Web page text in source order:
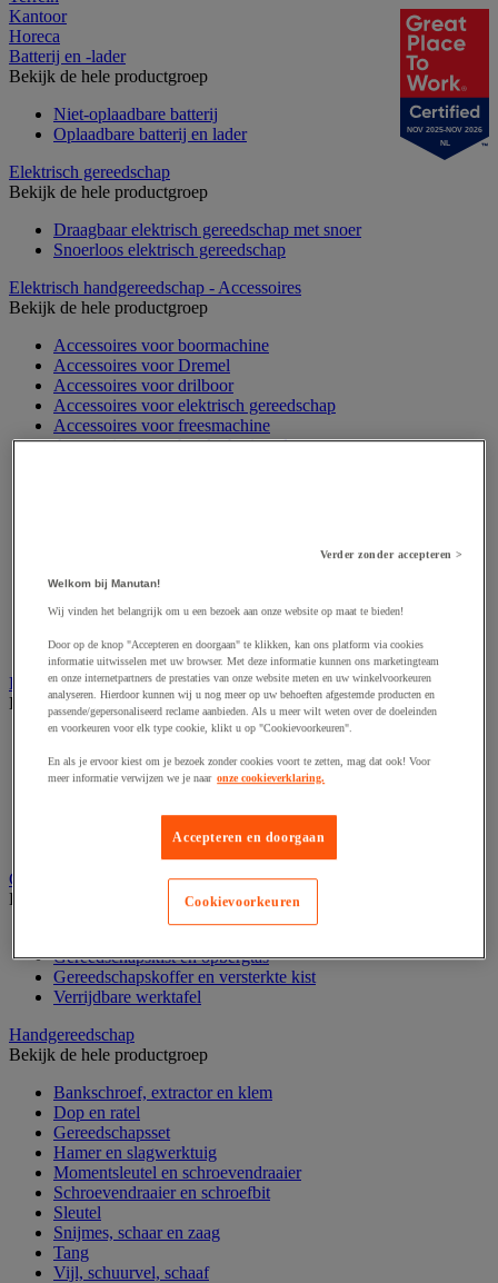
Kantoor
Horeca
Batterij en -lader
Bekijk de hele productgroep
Niet-oplaadbare batterij
Oplaadbare batterij en lader
Elektrisch gereedschap
Bekijk de hele productgroep
Draagbaar elektrisch gereedschap met snoer
Snoerloos elektrisch gereedschap
Elektrisch handgereedschap - Accessoires
Bekijk de hele productgroep
Accessoires voor boormachine
Accessoires voor Dremel
Accessoires voor drilboor
Accessoires voor elektrisch gereedschap
Accessoires voor freesmachine
Accessoires voor heteluchtpistool
Accessoires voor snij- en snoeigereedschap
Accessoires voor snij-schuurmachine
Accessoires voor zaag
Elektrische toebehoren en verlichting
Bekijk de hele productgroep
Accessoires voor elektrisch schakelpaneel
Batterij, oplader en kabel
Elektrische kabel
Verlengsnoer, stekkerdoos en kapelhaspel
Wandcontactdoos en schakelaar
Gereedschap opbergen
Bekijk de hele productgroep
Gereedschapskist en opbergtas
Gereedschapskoffer en versterkte kist
Verrijdbare werktafel
Handgereedschap
Bekijk de hele productgroep
Bankschroef, extractor en klem
Dop en ratel
Gereedschapsset
Hamer en slagwerktuig
Momentsleutel en schroevendraaier
Schroevendraaier en schroefbit
Sleutel
Snijmes, schaar en zaag
Tang
Vijl, schuurvel, schaaf
NOV 2025-NOV 2026
NL
Verder zonder accepteren >
Welkom bij Manutan!
Wij vinden het belangrijk om u een bezoek aan onze website op maat te bieden!
Door op de knop "Accepteren en doorgaan" te klikken, kan ons platform via cookies
informatie uitwisselen met uw browser. Met deze informatie kunnen ons marketingteam
en onze internetpartners de prestaties van onze website meten en uw winkelvoorkeuren
analyseren. Hierdoor kunnen wij u nog meer op uw behoeften afgestemde producten en
passende/gepersonaliseerd reclame aanbieden. Als u meer wilt weten over de doeleinden
en voorkeuren voor elk type cookie, klikt u op "Cookievoorkeuren".
En als je ervoor kiest om je bezoek zonder cookies voort te zetten, mag dat ook! Voor
meer informatie verwijzen we je naar onze cookieverklaring.
Accepteren en doorgaan
Cookievoorkeuren